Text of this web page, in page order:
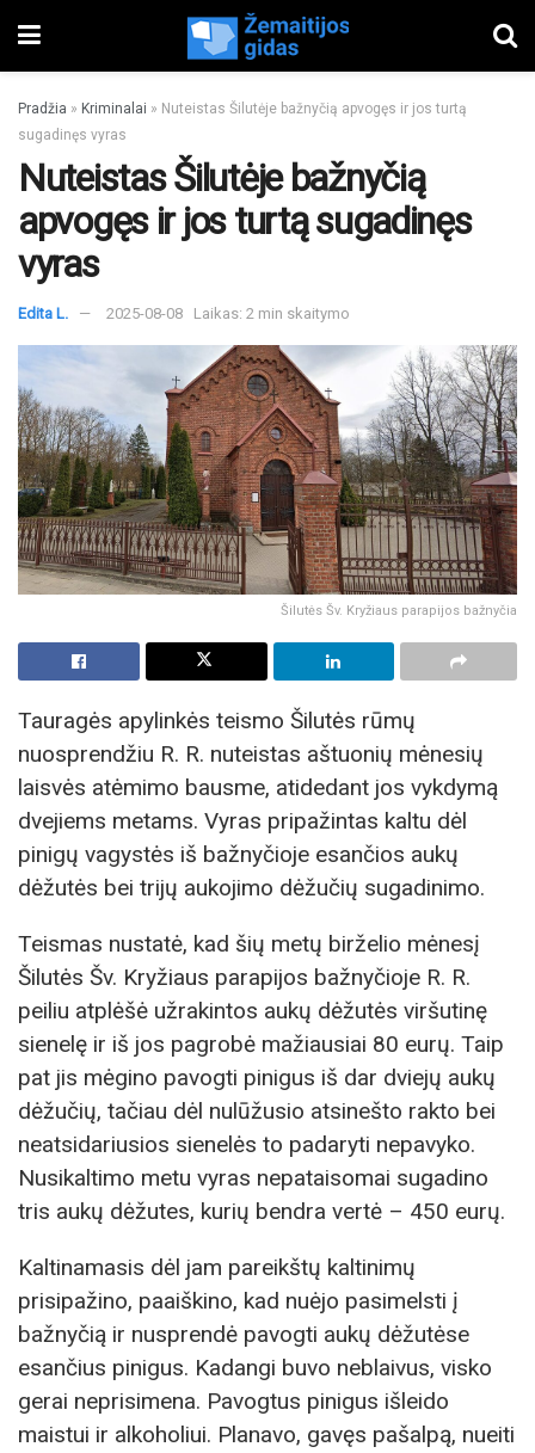
Pradžia » Kriminalai » Nuteistas Šilutėje bažnyčią apvogęs ir jos turtą
sugadinęs vyras
Nuteistas Šilutėje bažnyčią
apvogęs ir jos turtą sugadinęs
vyras
Edita L. 2025-08-08 Laikas: 2 min skaitymo
Šilutės Šv. Kryžiaus parapijos bažnyčia
Tauragės apylinkės teismo Šilutės rūmų
nuosprendžiu R. R. nuteistas aštuonių mėnesių
laisvės atėmimo bausme, atidedant jos vykdymą
dvejiems metams. Vyras pripažintas kaltu dėl
pinigų vagystės iš bažnyčioje esančios aukų
dėžutės bei trijų aukojimo dėžučių sugadinimo.
Teismas nustatė, kad šių metų birželio mėnesį
Šilutės Šv. Kryžiaus parapijos bažnyčioje R. R.
peiliu atplėšė užrakintos aukų dėžutės viršutinę
sienelę ir iš jos pagrobė mažiausiai 80 eurų. Taip
pat jis mėgino pavogti pinigus iš dar dviejų aukų
dėžučių, tačiau dėl nulūžusio atsinešto rakto bei
neatsidariusios sienelės to padaryti nepavyko.
Nusikaltimo metu vyras nepataisomai sugadino
tris aukų dėžutes, kurių bendra vertė – 450 eurų.
Kaltinamasis dėl jam pareikštų kaltinimų
prisipažino, paaiškino, kad nuėjo pasimelsti į
bažnyčią ir nusprendė pavogti aukų dėžutėse
esančius pinigus. Kadangi buvo neblaivus, visko
gerai neprisimena. Pavogtus pinigus išleido
maistui ir alkoholiui. Planavo, gavęs pašalpą, nueiti